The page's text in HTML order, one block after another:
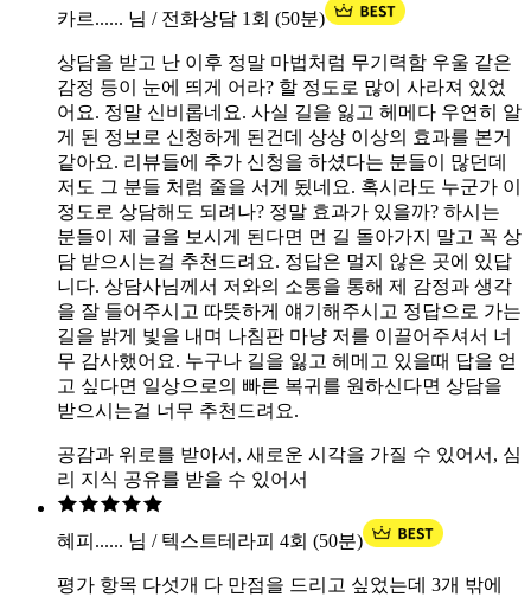
카르...... 님 / 전화상담 1회 (50분)
상담을 받고 난 이후 정말 마법처럼 무기력함 우울 같은
감정 등이 눈에 띄게 어라? 할 정도로 많이 사라져 있었
어요. 정말 신비롭네요. 사실 길을 잃고 헤메다 우연히 알
게 된 정보로 신청하게 된건데 상상 이상의 효과를 본거
같아요. 리뷰들에 추가 신청을 하셨다는 분들이 많던데
저도 그 분들 처럼 줄을 서게 됬네요. 혹시라도 누군가 이
정도로 상담해도 되려나? 정말 효과가 있을까? 하시는
분들이 제 글을 보시게 된다면 먼 길 돌아가지 말고 꼭 상
담 받으시는걸 추천드려요. 정답은 멀지 않은 곳에 있답
니다. 상담사님께서 저와의 소통을 통해 제 감정과 생각
을 잘 들어주시고 따뜻하게 얘기해주시고 정답으로 가는
길을 밝게 빛을 내며 나침판 마냥 저를 이끌어주셔서 너
무 감사했어요. 누구나 길을 잃고 헤메고 있을때 답을 얻
고 싶다면 일상으로의 빠른 복귀를 원하신다면 상담을
받으시는걸 너무 추천드려요.
공감과 위로를 받아서, 새로운 시각을 가질 수 있어서, 심
리 지식 공유를 받을 수 있어서
혜피...... 님 / 텍스트테라피 4회 (50분)
평가 항목 다섯개 다 만점을 드리고 싶었는데 3개 밖에